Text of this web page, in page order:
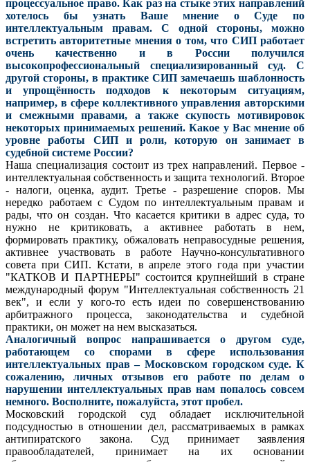
процессуальное право. Как раз на стыке этих направлений
хотелось бы узнать Ваше мнение о Суде по
интеллектуальным правам. С одной стороны, можно
встретить авторитетные мнения о том, что СИП работает
очень качественно и в России получился
высокопрофессиональный специализированный суд. С
другой стороны, в практике СИП замечаешь шаблонность
и упрощённость подходов к некоторым ситуациям,
например, в сфере коллективного управления авторскими
и смежными правами, а также скупость мотивировок
некоторых принимаемых решений. Какое у Вас мнение об
уровне работы СИП и роли, которую он занимает в
судебной системе России?
Наша специализация состоит из трех направлений. Первое -
интеллектуальная собственность и защита технологий. Второе
- налоги, оценка, аудит. Третье - разрешение споров. Мы
нередко работаем с Судом по интеллектуальным правам и
рады, что он создан. Что касается критики в адрес суда, то
нужно не критиковать, а активнее работать в нем,
формировать практику, обжаловать неправосудные решения,
активнее участвовать в работе Научно-консультативного
совета при СИП. Кстати, в апреле этого года при участии
"КАТКОВ И ПАРТНЕРЫ" состоится крупнейший в стране
международный форум "Интеллектуальная собственность 21
век", и если у кого-то есть идеи по совершенствованию
арбитражного процесса, законодательства и судебной
практики, он может на нем высказаться.
Аналогичный вопрос напрашивается о другом суде,
работающем со спорами в сфере использования
интеллектуальных прав – Московском городском суде. К
сожалению, личных отзывов его работе по делам о
нарушении интеллектуальных прав нам попалось совсем
немного. Восполните, пожалуйста, этот пробел.
Московский городской суд обладает исключительной
подсудностью в отношении дел, рассматриваемых в рамках
антипиратского закона. Суд принимает заявления
правообладателей, принимает на их основании